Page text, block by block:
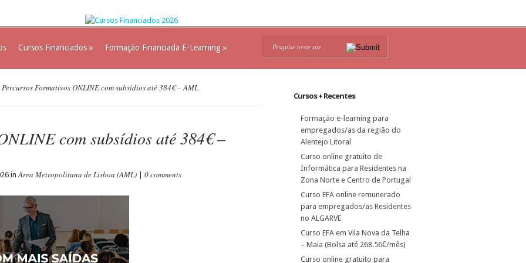
Cursos Financiados» Formação Financiada E-Learning »
Percursos Formativos ONLINE com subsídios até 384€ – AML
com subsídios até 384€ –
inÁrea Metropolitana de Lisboa (AML) 0 comments
Cursos + Recentes
Formação e-learning para
empregados/as da região do
Alentejo Litoral
Curso online gratuito de
Informática para Residentes na
Zona Norte e Centro de Portugal
Curso EFA online remunerado
para empregados/as Residentes
no ALGARVE
Curso EFA em Vila Nova da Telha
– Maia (Bolsa até 268.56€/mês)
Curso online gratuito para